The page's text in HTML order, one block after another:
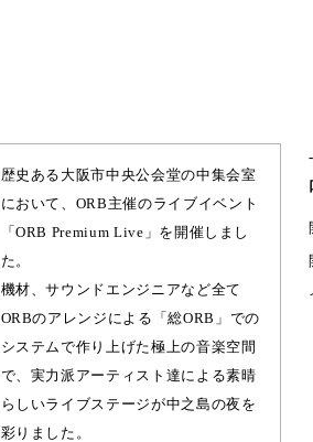
歴史ある大阪市中央公会堂の中集会室
において、ORB主催のライブイベント
「ORB Premium Live」を開催しまし
た。
機材、サウンドエンジニアなど全て
ORBのアレンジによる「総ORB」での
システムで作り上げた極上の音楽空間
で、実力派アーティスト達による素晴
らしいライブステージが中之島の夜を
彩りました。